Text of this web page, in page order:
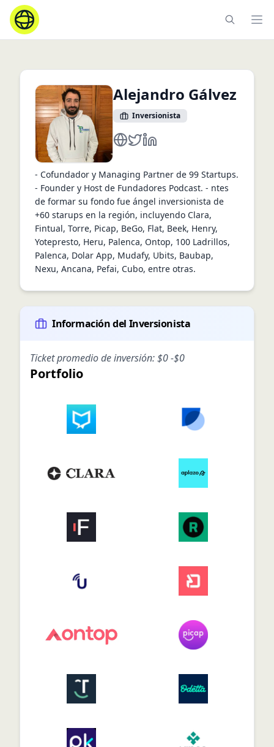
Alejandro Gálvez
Inversionista
alex@99startups.mx
https://twitter.com/alexgalvezr
https://www.linkedin.com/
- Cofundador y Managing Partner de 99 Startups.
- Founder y Host de Fundadores Podcast. - ntes
de formar su fondo fue ángel inversionista de
+60 starups en la región, incluyendo Clara,
Fintual, Torre, Picap, BeGo, Flat, Beek, Henry,
Yotepresto, Heru, Palenca, Ontop, 100 Ladrillos,
Palenca, Dolar App, Mudafy, Ubits, Baubap,
Nexu, Ancana, Pefai, Cubo, entre otras.
Información del Inversionista
Ticket promedio de inversión:$0-$0
Portfolio